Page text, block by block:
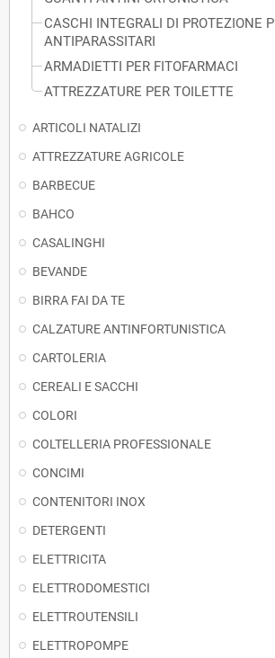
CASCHI INTEGRALI DI PROTEZIONE
ANTIPARASSITARI
ARMADIETTI PER FITOFARMACI
ATTREZZATURE PER TOILETTE
ARTICOLI NATALIZI
ATTREZZATURE AGRICOLE
BARBECUE
BAHCO
CASALINGHI
BEVANDE
BIRRA FAI DA TE
CALZATURE ANTINFORTUNISTICA
CARTOLERIA
CEREALI E SACCHI
COLORI
COLTELLERIA PROFESSIONALE
CONCIMI
CONTENITORI INOX
DETERGENTI
ELETTRICITA
ELETTRODOMESTICI
ELETTROUTENSILI
ELETTROPOMPE